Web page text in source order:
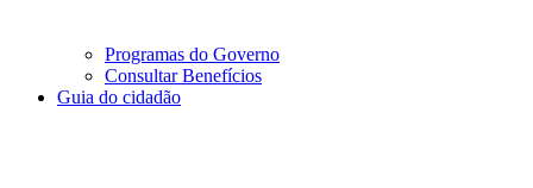
Programas do Governo
Consultar Benefícios
Guia do cidadão